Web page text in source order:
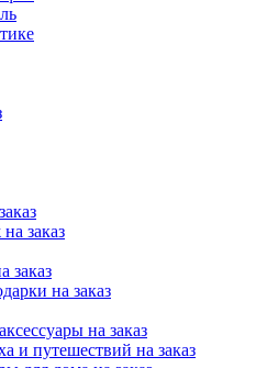
заказ
заказ
на заказ
на заказ
и путешествий на заказ